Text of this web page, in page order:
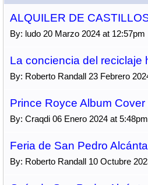
ALQUILER DE
By: ludo 20 Marzo 2024 at 12:57pm
La conciencia del reciclaje
By: Roberto Randall 23 Febrero
Prince Royce Album Cover
By: Craqdi 06 Enero 2024 at 5:48pm
Feria de San Pedro
By: Roberto Randall 10 Octubre